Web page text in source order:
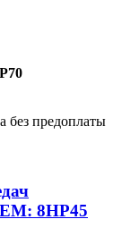
без предоплаты
8HP45